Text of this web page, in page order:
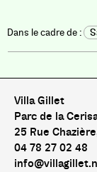
Villa Gillet
Parc de la
25 Rue
04 78 27 02 48